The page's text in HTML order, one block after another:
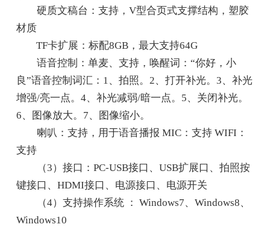
硬质文稿台：支持，V型合页式支撑结构，塑胶
材质
TF卡扩展：标配8GB，最大支持64G
语音控制：单麦、支持，唤醒词：“你好，小
良”语音控制词汇：1、拍照。2、打开补光。3、补光
增强/亮一点。4、补光减弱/暗一点。5、关闭补光。
6、图像放大。7、图像缩小。
喇叭：支持，用于语音播报 MIC：支持 WIFI：
支持
（3）接口：PC-USB接口、USB扩展口、拍照按
键接口、HDMI接口、电源接口、电源开关
（4）支持操作系统 ： Windows7、Windows8、
Windows10